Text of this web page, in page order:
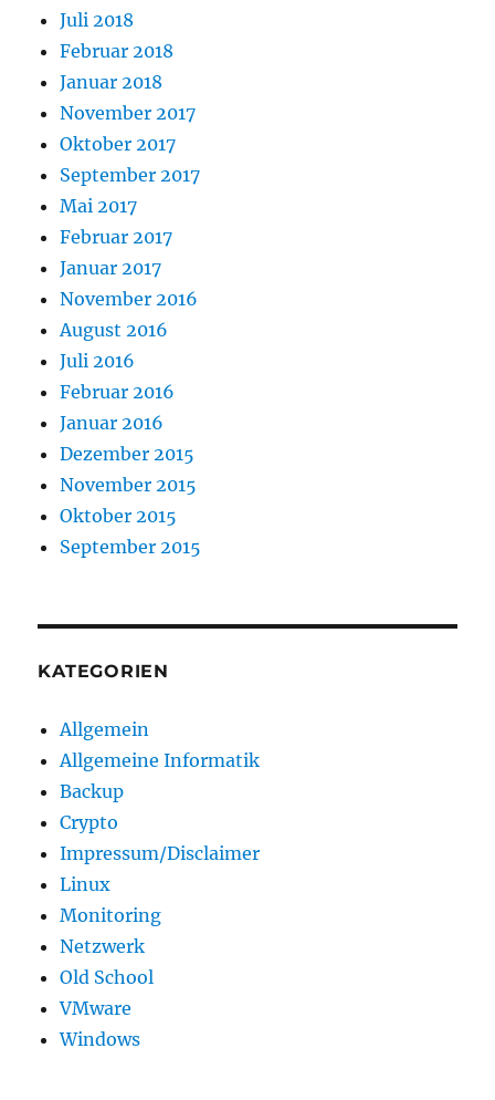
Juli 2018
Februar 2018
Januar 2018
November 2017
Oktober 2017
September 2017
Mai 2017
Februar 2017
Januar 2017
November 2016
August 2016
Juli 2016
Februar 2016
Januar 2016
Dezember 2015
November 2015
Oktober 2015
September 2015
KATEGORIEN
Allgemein
Allgemeine Informatik
Backup
Crypto
Impressum/Disclaimer
Linux
Monitoring
Netzwerk
Old School
VMware
Windows